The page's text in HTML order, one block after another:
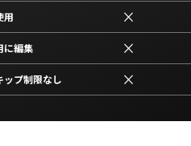
用 ×
に編集 ×
ップ制限なし ×